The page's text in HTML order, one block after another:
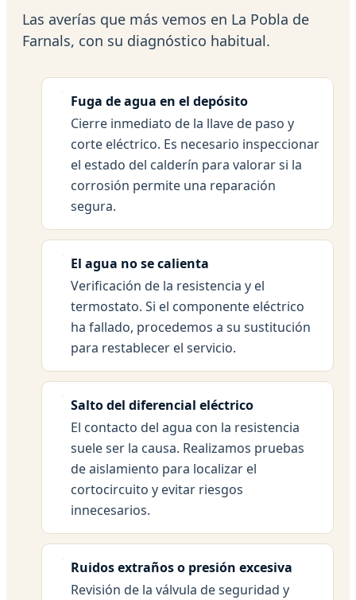
Las averías que más vemos en La Pobla de
Farnals, con su diagnóstico habitual.
Fuga de agua en el depósito
Cierre inmediato de la llave de paso y
corte eléctrico. Es necesario inspeccionar
el estado del calderín para valorar si la
corrosión permite una reparación
segura.
El agua no se calienta
Verificación de la resistencia y el
termostato. Si el componente eléctrico
ha fallado, procedemos a su sustitución
para restablecer el servicio.
Salto del diferencial eléctrico
El contacto del agua con la resistencia
suele ser la causa. Realizamos pruebas
de aislamiento para localizar el
cortocircuito y evitar riesgos
innecesarios.
Ruidos extraños o presión excesiva
Revisión de la válvula de seguridad y